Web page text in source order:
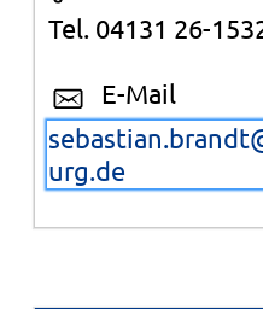
Tel. 04131 26-
E-Mail
urg.de